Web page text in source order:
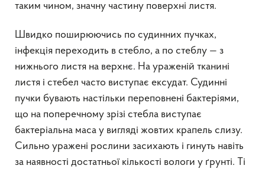
таким чином, значну частину поверхні листя.
Швидко поширюючись по судинних пучках,
інфекція переходить в стебло, а по стеблу — з
нижнього листя на верхнє. На ураженій тканині
листя і стебел часто виступає ексудат. Судинні
пучки бувають настільки переповнені бактеріями,
що на поперечному зрізі стебла виступає
бактеріальна маса у вигляді жовтих крапель слизу.
Сильно уражені рослини засихають і гинуть навіть
за наявності достатньої кількості вологи у ґрунті. Ті